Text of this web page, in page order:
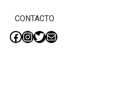
CONTACTO
Facebook
Instagram
Twitter
Mail